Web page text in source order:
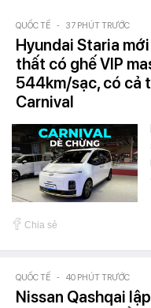
QUỐC TẾ - 37 PHÚT TRƯỚC
Hyundai Staria
thất có ghế VIP
544km/sạc, có cả
Carnival
Chia sẻ
QUỐC TẾ - 40 PHÚT TRƯỚC
Nissan Qashqai